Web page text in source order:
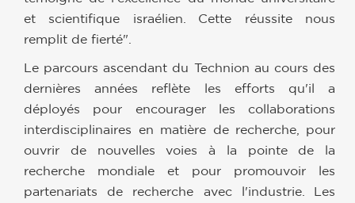
et scientifique israélien. Cette réussite nous
remplit de fierté".
Le parcours ascendant du Technion au cours des
dernières années reflète les efforts qu'il a
déployés pour encourager les collaborations
interdisciplinaires en matière de recherche, pour
ouvrir de nouvelles voies à la pointe de la
recherche mondiale et pour promouvoir les
partenariats de recherche avec l'industrie. Les